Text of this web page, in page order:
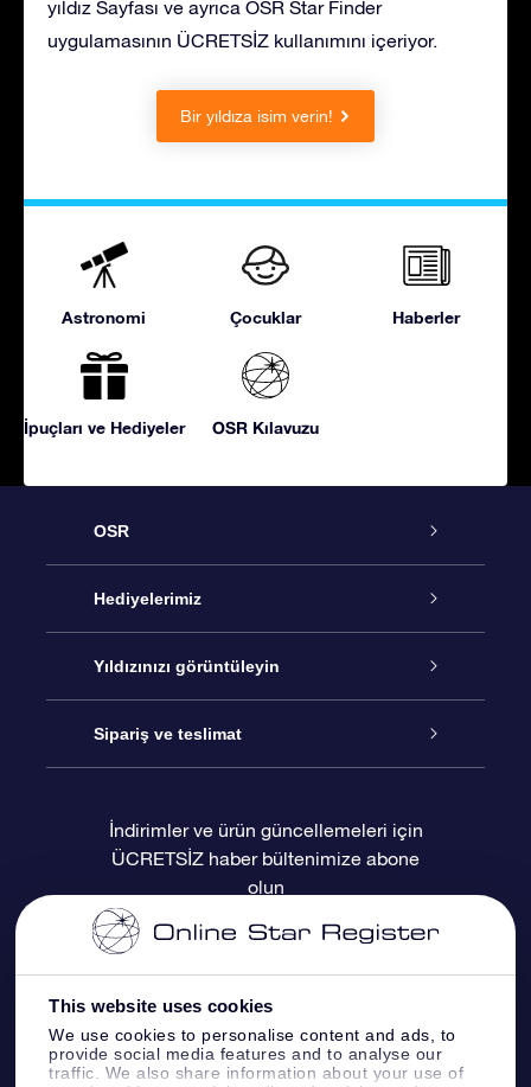
This website uses cookies
We use cookies to personalise content and ads, to
provide social media features and to analyse our
traffic. We also share information about your use of
yıldız Sayfası ve ayrıca OSR Star Finder
uygulamasının ÜCRETSİZ kullanımını içeriyor.
Bir yıldıza isim verin!
Astronomi Çocuklar Haberler
İpuçları ve Hediyeler OSR Kılavuzu
OSR
Hizmet
İletişim
Blogu
Değerlendirmeler
Hediyelerimiz
Çevrimiçi Yıldız Hediyesi
OSR Hediye Paketi
OSR Hediye Kartı
Kurumsal hediyeler
Yıldızınızı görüntüleyin
Star Register
Kişiselleştirilmiş Yıldız Sayfası
Bir Milyon Yıldız
OSR Starsaver
Fly me to the stars VR sanal gerçeklik
Sipariş ve teslimat
Ödeme bilgileri
Sevkiyat bilgileri
İade Politikası
Takımyıldızı
İndirimler ve ürün güncellemeleri için
ÜCRETSİZ haber bültenimize abone
olun